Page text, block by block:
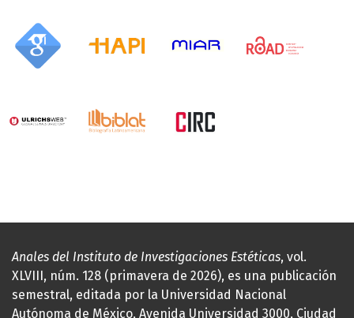
Anales del Instituto de Investigaciones Estéticas, vol.
XLVIII, núm. 128 (primavera de 2026), es una publicación
semestral, editada por la Universidad Nacional
Autónoma de México, Avenida Universidad 3000, Ciudad